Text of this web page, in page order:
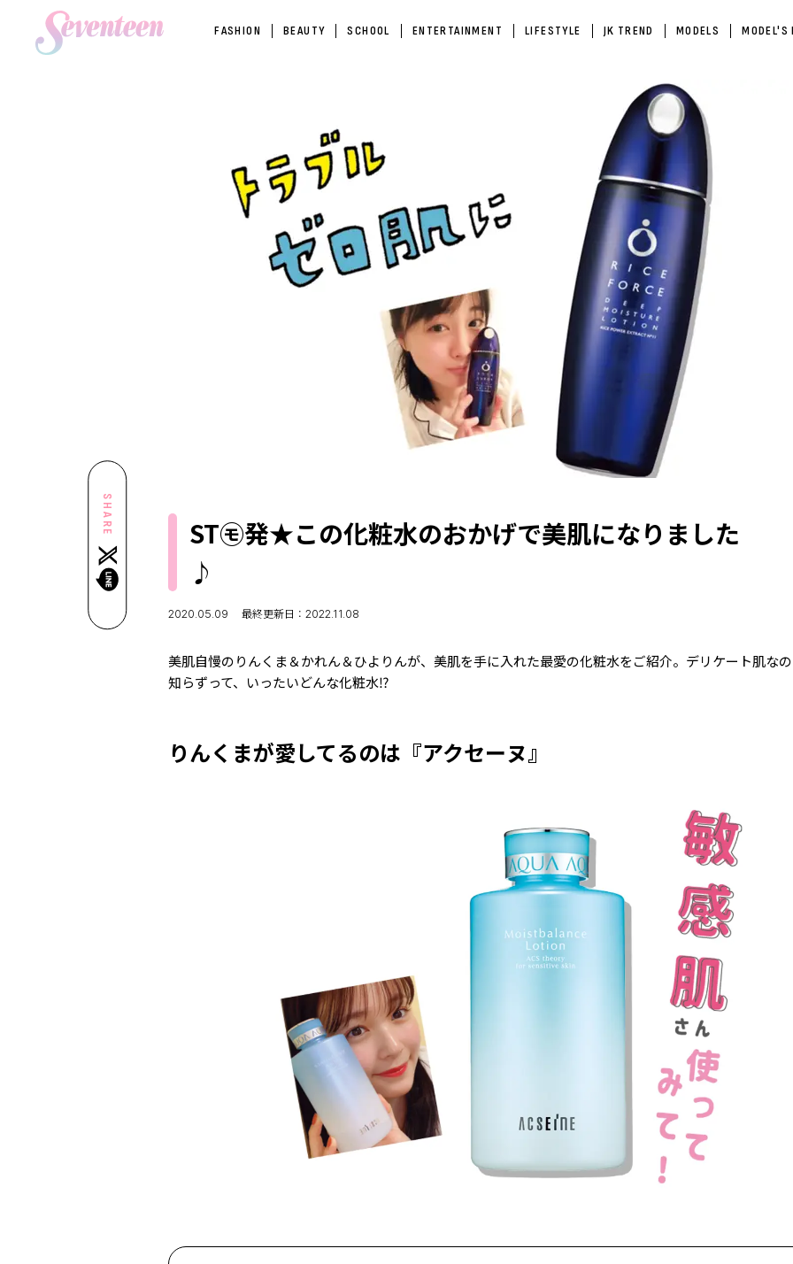
FASHION BEAUTY SCHOOL ENTERTAINMENT LIFESTYLE JK TREND MODELS MODEL'S
SHARE
ST㋲発★この化粧水のおかげで美肌になりました
♪
2020.05.09 最終更新日：2022.11.08
美肌自慢のりんくま＆かれん＆ひよりんが、美肌を手に入れた最愛の化粧水をご紹介。デリケート肌な
知らずって、いったいどんな化粧水⁉
りんくまが愛してるのは『アクセーヌ』